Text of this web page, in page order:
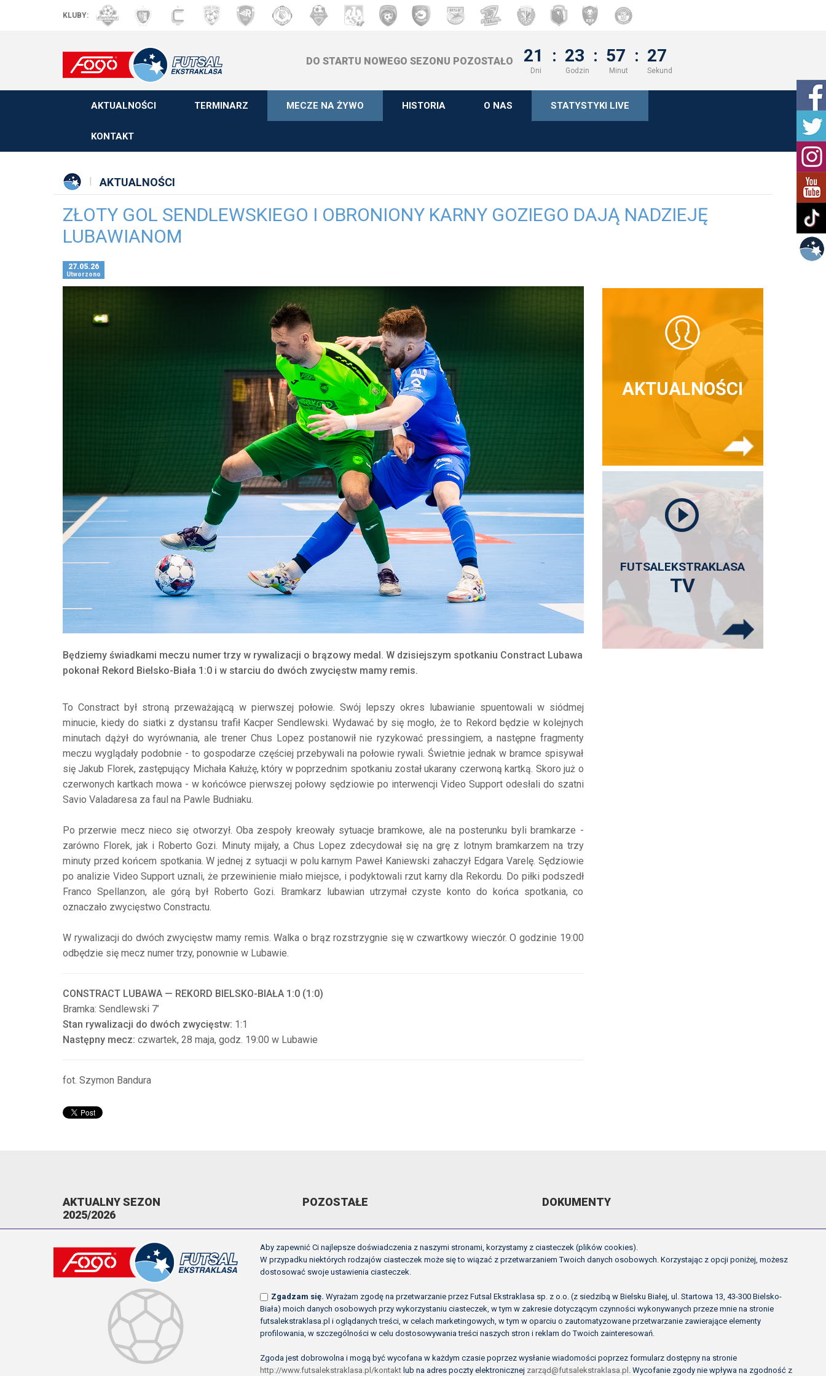
KLUBY:
DO STARTU NOWEGO SEZONU POZOSTAŁO 21 : 23 : 57 : 27
Dni Godzin Minut Sekund
AKTUALNOŚCI TERMINARZ MECZE NA ŻYWO HISTORIA O NAS STATYSTYKI LIVE
KONTAKT
AKTUALNOŚCI
ZŁOTY GOL SENDLEWSKIEGO I OBRONIONY KARNY GOZIEGO DAJĄ NADZIEJĘ
LUBAWIANOM
27.05.26
Utworzono
AKTUALNOŚCI
FUTSALEKSTRAKLASA
TV
Będziemy świadkami meczu numer trzy w rywalizacji o brązowy medal. W dzisiejszym spotkaniu Constract Lubawa
pokonał Rekord Bielsko-Biała 1:0 i w starciu do dwóch zwycięstw mamy remis.
To Constract był stroną przeważającą w pierwszej połowie. Swój lepszy okres lubawianie spuentowali w siódmej
minucie, kiedy do siatki z dystansu trafił Kacper Sendlewski. Wydawać by się mogło, że to Rekord będzie w kolejnych
minutach dążył do wyrównania, ale trener Chus Lopez postanowił nie ryzykować pressingiem, a następne fragmenty
meczu wyglądały podobnie - to gospodarze częściej przebywali na połowie rywali. Świetnie jednak w bramce spisywał
się Jakub Florek, zastępujący Michała Kałużę, który w poprzednim spotkaniu został ukarany czerwoną kartką. Skoro już o
czerwonych kartkach mowa - w końcówce pierwszej połowy sędziowie po interwencji Video Support odesłali do szatni
Savio Valadaresa za faul na Pawle Budniaku.
Po przerwie mecz nieco się otworzył. Oba zespoły kreowały sytuacje bramkowe, ale na posterunku byli bramkarze -
zarówno Florek, jak i Roberto Gozi. Minuty mijały, a Chus Lopez zdecydował się na grę z lotnym bramkarzem na trzy
minuty przed końcem spotkania. W jednej z sytuacji w polu karnym Paweł Kaniewski zahaczył Edgara Varelę. Sędziowie
po analizie Video Support uznali, że przewinienie miało miejsce, i podyktowali rzut karny dla Rekordu. Do piłki podszedł
Franco Spellanzon, ale górą był Roberto Gozi. Bramkarz lubawian utrzymał czyste konto do końca spotkania, co
oznaczało zwycięstwo Constractu.
W rywalizacji do dwóch zwycięstw mamy remis. Walka o brąz rozstrzygnie się w czwartkowy wieczór. O godzinie 19:00
odbędzie się mecz numer trzy, ponownie w Lubawie.
CONSTRACT LUBAWA — REKORD BIELSKO-BIAŁA 1:0 (1:0)
Bramka: Sendlewski 7’
Stan rywalizacji do dwóch zwycięstw: 1:1
Następny mecz: czwartek, 28 maja, godz. 19:00 w Lubawie
fot. Szymon Bandura
AKTUALNY SEZON
2025/2026
TERMINARZ
NAPOMNIENIA/WYKLUCZENIA
NAJLEPSI ASYSTENCI
KLASYFIKACJA KANADYJSKA
POZOSTAŁE
ARCHIWUM VIDEO
GALERIE
OFICJALNE LOGO
O NAS
DOKUMENTY
REGULAMIN ROZGRYWEK FE
UCHWAŁY ZARZĄDU PZPN
POLITYKA PRYWATNOŚCI
Aby zapewnić Ci najlepsze doświadczenia z naszymi stronami, korzystamy z ciasteczek (plików cookies).
W przypadku niektórych rodzajów ciasteczek może się to wiązać z przetwarzaniem Twoich danych osobowych. Korzystając z opcji poniżej, możesz
dostosować swoje ustawienia ciasteczek.
Zgadzam się. Wyrażam zgodę na przetwarzanie przez Futsal Ekstraklasa sp. z o.o. (z siedzibą w Bielsku Białej, ul. Startowa 13, 43-300 Bielsko-
Biała) moich danych osobowych przy wykorzystaniu ciasteczek, w tym w zakresie dotyczącym czynności wykonywanych przeze mnie na stronie
futsalekstraklasa.pl i oglądanych treści, w celach marketingowych, w tym w oparciu o zautomatyzowane przetwarzanie zawierające elementy
profilowania, w szczególności w celu dostosowywania treści naszych stron i reklam do Twoich zainteresowań.
Zgoda jest dobrowolna i mogą być wycofana w każdym czasie poprzez wysłanie wiadomości poprzez formularz dostępny na stronie
http://www.futsalekstraklasa.pl/kontakt lub na adres poczty elektronicznej zarząd@futsalekstraklasa.pl . Wycofanie zgody nie wpływa na zgodność z